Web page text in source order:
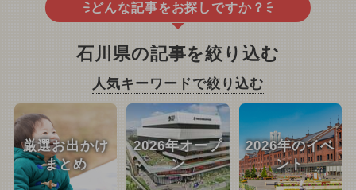
どんな記事をお探しですか？
石川県の記事を絞り込む
人気キーワードで絞り込む
厳選お出かけ
まとめ
2026年オープ
ン
2026年のイベ
ント